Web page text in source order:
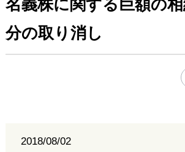
名義株に関する巨額の
分の取り消し
2018/08/02